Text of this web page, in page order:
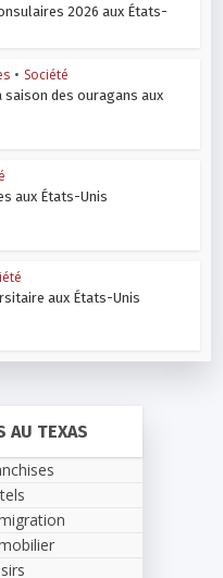
2026 aux États-
• Société
saison des ouragans aux
aux États-Unis
aux États-Unis
AU TEXAS